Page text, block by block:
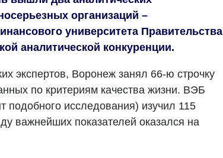
организаций –
университета Правительства
аналитической конкуренции.
экспертов, Воронеж занял 66-ю строчку
по критериям качества жизни. ВЭБ
подобного исследования) изучил 115
важнейших показателей оказался на